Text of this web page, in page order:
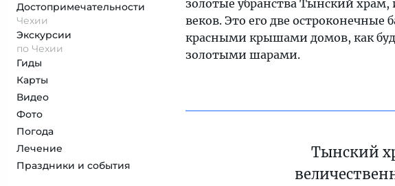
Достопримеча­тельности
Чехии
Экскурсии
по Чехии
Гиды
Карты
Видео
Фото
Погода
Лечение
Праздники и события
золотые убранства Тынский
веков. Это его две
красными крышами домов, как
золотыми шарами.
Тынский